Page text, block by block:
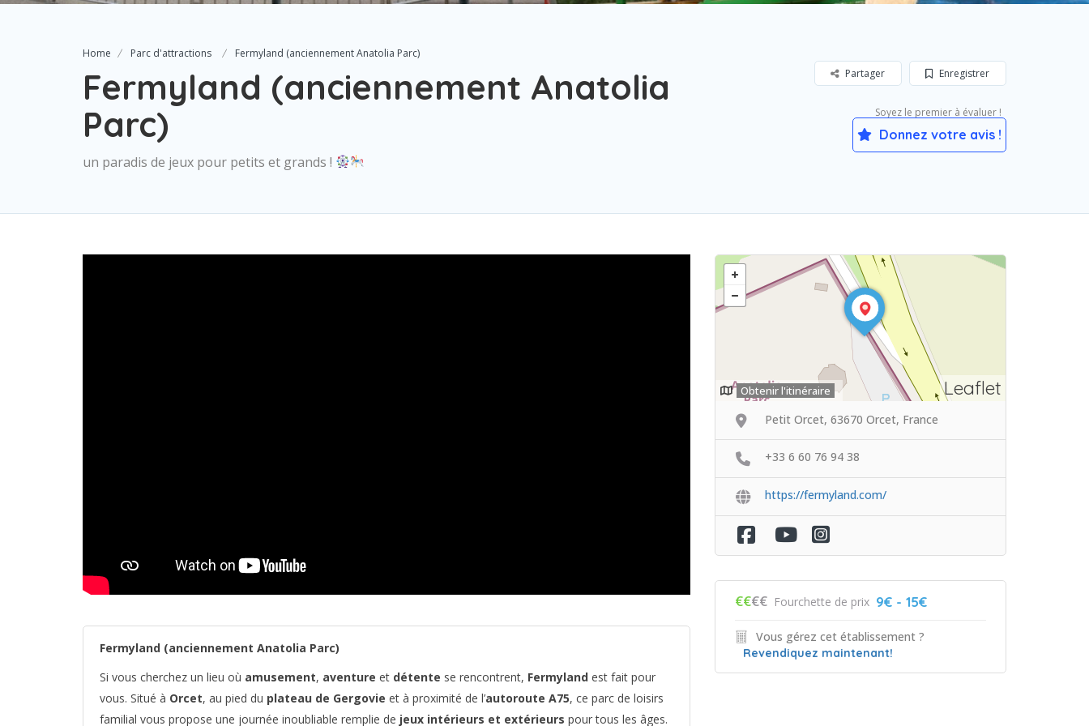
Home Parc d'attractions Fermyland (anciennement Anatolia Parc)
Fermyland (anciennement Anatolia
Parc)
un paradis de jeux pour petits et grands !
Enregistrer
Partager
Soyez le premier à évaluer !
Donnez votre avis !
Fermyland (anciennement Anatolia Parc)
Si vous cherchez un lieu où amusement, aventure et détente se rencontrent, Fermyland est fait pour
vous. Situé à Orcet, au pied du plateau de Gergovie et à proximité de l’autoroute A75, ce parc de loisirs
familial vous propose une journée inoubliable remplie de jeux intérieurs et extérieurs pour tous les âges.
Leaflet
Obtenir l'itinéraire
Petit Orcet, 63670 Orcet, France
+33 6 60 76 94 38
https://fermyland.com/
€€€€ Fourchette de prix 9€ - 15€
Vous gérez cet établissement ?
Revendiquez maintenant!